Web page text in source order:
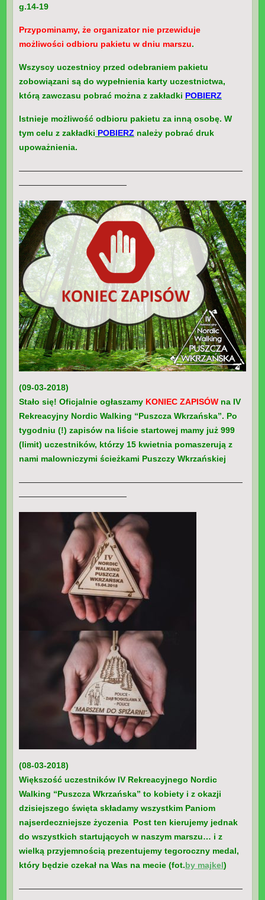
g.14-19
Przypominamy, że organizator nie przewiduje
możliwości odbioru pakietu w dniu marszu.
Wszyscy uczestnicy przed odebraniem pakietu
zobowiązani są do wypełnienia karty uczestnictwa,
którą zawczasu pobrać można z zakładki POBIERZ
Istnieje możliwość odbioru pakietu za inną osobę. W
tym celu z zakładki POBIERZ należy pobrać druk
upoważnienia.
———————————————————————————
—————————————
(09-03-2018)
Stało się! Oficjalnie ogłaszamy KONIEC ZAPISÓWna IV
Rekreacyjny Nordic Walking “Puszcza Wkrzańska”. Po
tygodniu (!) zapisów na liście startowej mamy już 999
(limit) uczestników, którzy 15 kwietnia pomaszerują z
nami malowniczymi ścieżkami Puszczy Wkrzańskiej
———————————————————————————
—————————————
(08-03-2018)
Większość uczestników IV Rekreacyjnego Nordic
Walking “Puszcza Wkrzańska” to kobiety i z okazji
dzisiejszego święta składamy wszystkim Paniom
najserdeczniejsze życzenia Post ten kierujemy jednak
do wszystkich startujących w naszym marszu… i z
wielką przyjemnością prezentujemy tegoroczny medal,
który będzie czekał na Was na mecie (fot.by majkel)
———————————————————————————